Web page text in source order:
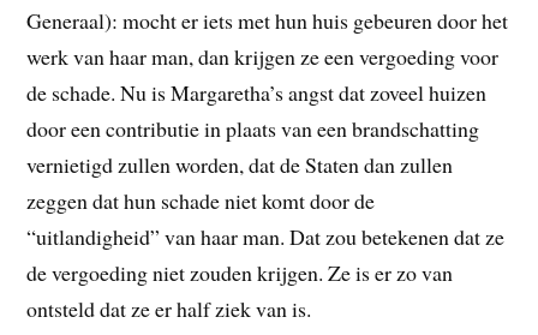
Generaal): mocht er iets met hun huis gebeuren door het
werk van haar man, dan krijgen ze een vergoeding voor
de schade. Nu is Margaretha’s angst dat zoveel huizen
door een contributie in plaats van een brandschatting
vernietigd zullen worden, dat de Staten dan zullen
zeggen dat hun schade niet komt door de
“uitlandigheid” van haar man. Dat zou betekenen dat ze
de vergoeding niet zouden krijgen. Ze is er zo van
ontsteld dat ze er half ziek van is.